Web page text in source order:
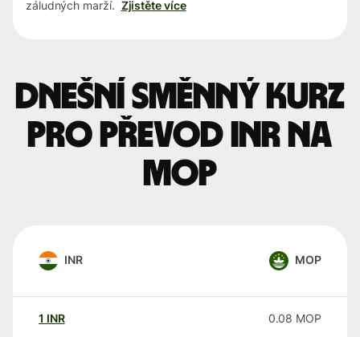
záludných marží. Zjistěte více
Dnešní směnný kurz
pro převod INR na
MOP
INR MOP
1 INR 0.08 MOP